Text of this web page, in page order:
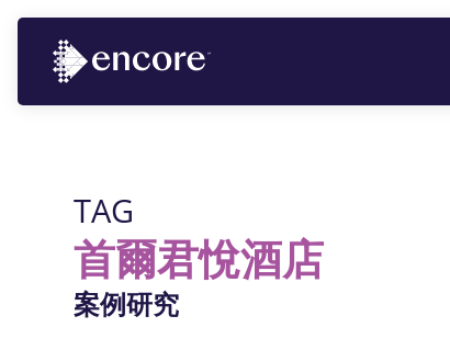
TAG
首爾君悅酒店
案例研究